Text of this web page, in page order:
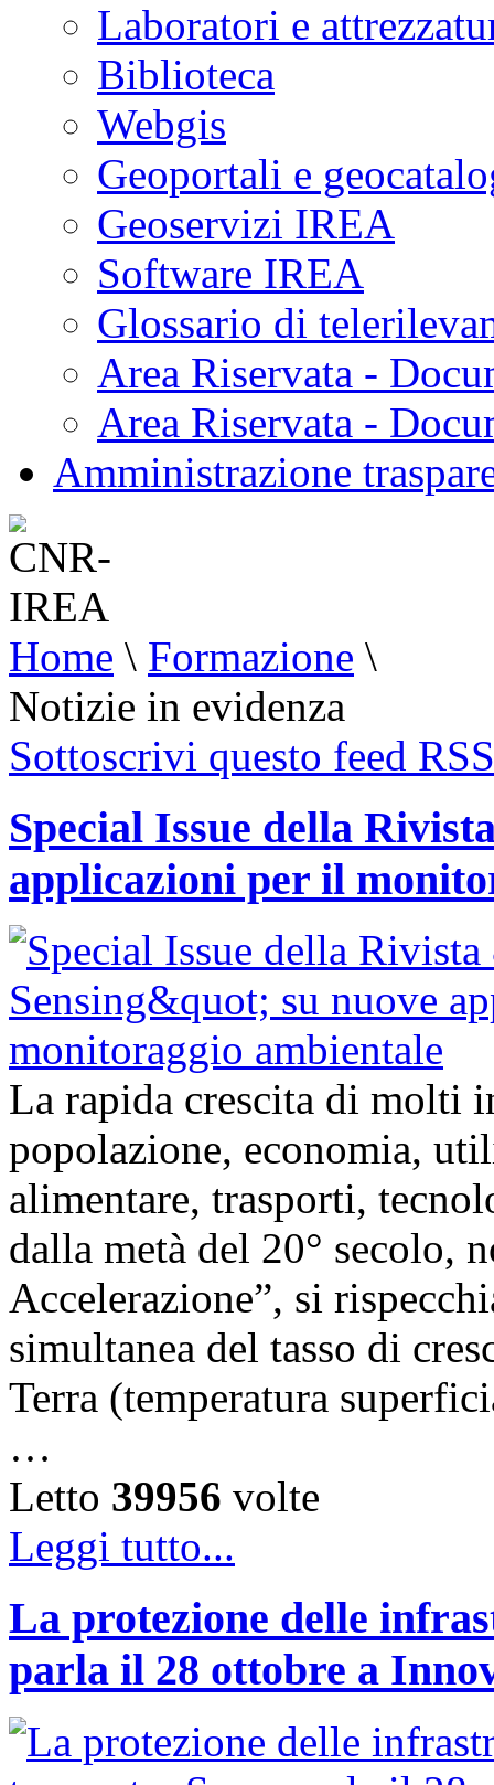
Laboratori e
Biblioteca
Webgis
Geoportali e
Geoservizi IREA
Software IREA
Glossario di
Area Riservata -
Area Riservata -
Amministrazione
Home \ Formazione \
Notizie in evidenza
Sottoscrivi questo feed RSS
Special Issue della
applicazioni per il
La rapida crescita di molti
popolazione, economia,
alimentare, trasporti,
dalla metà del 20° secolo,
Accelerazione”, si
simultanea del tasso di
Terra (temperatura
…
Letto 39956 volte
Leggi tutto...
La protezione delle
parla il 28 ottobre a